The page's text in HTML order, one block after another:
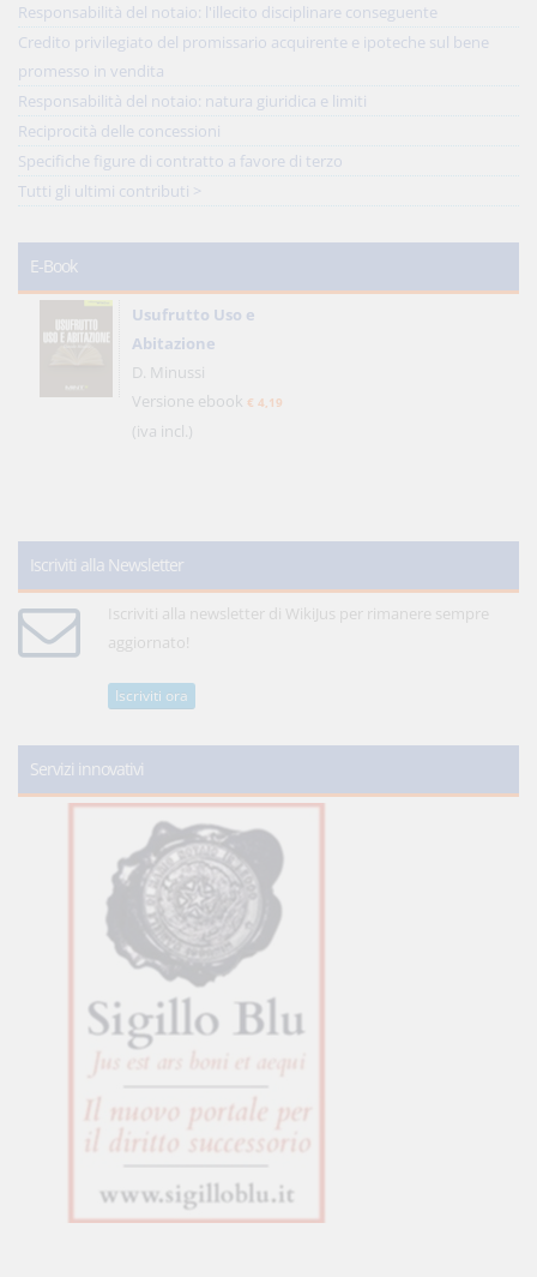
Responsabilità del notaio: l'illecito disciplinare conseguente
Credito privilegiato del promissario acquirente e ipoteche sul bene
promesso in vendita
Responsabilità del notaio: natura giuridica e limiti
Reciprocità delle concessioni
Specifiche figure di contratto a favore di terzo
Tutti gli ultimi contributi >
E-Book
Usufrutto Uso e
Abitazione
D. Minussi
Versione ebook € 4,19
(iva incl.)
Iscriviti alla Newsletter
Iscriviti alla newsletter di WikiJus per rimanere sempre
aggiornato!
Iscriviti ora
Servizi innovativi